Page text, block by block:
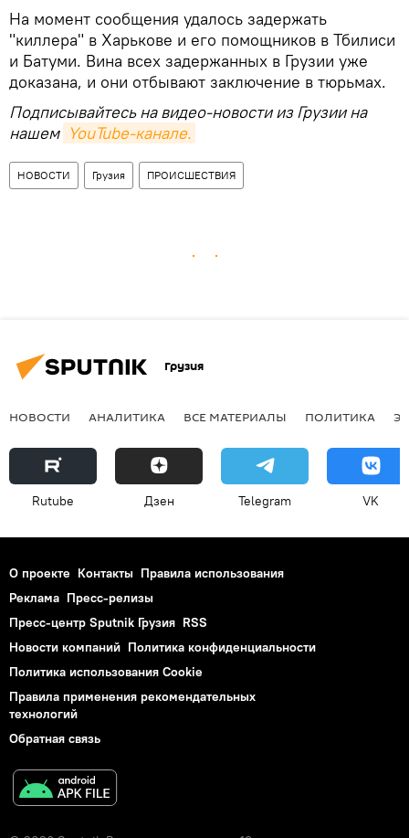
На момент сообщения удалось задержать
"киллера" в Харькове и его помощников в Тбилиси
и Батуми. Вина всех задержанных в Грузии уже
доказана, и они отбывают заключение в тюрьмах.
Подписывайтесь на видео-новости из Грузии на
нашем YouTube-канале.
НОВОСТИ Грузия ПРОИСШЕСТВИЯ
Грузия
НОВОСТИ АНАЛИТИКА ВСЕ МАТЕРИАЛЫ ПОЛИТИКА
Rutube Дзен Telegram VK
О проекте Контакты Правила использования
Реклама Пресс-релизы
Пресс-центр Sputnik Грузия RSS
Новости компаний Политика конфиденциальности
Политика использования Cookie
Правила применения рекомендательных
технологий
Обратная связь